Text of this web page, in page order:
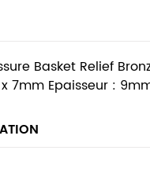
Basket Relief
x 7mm Epaisseur :